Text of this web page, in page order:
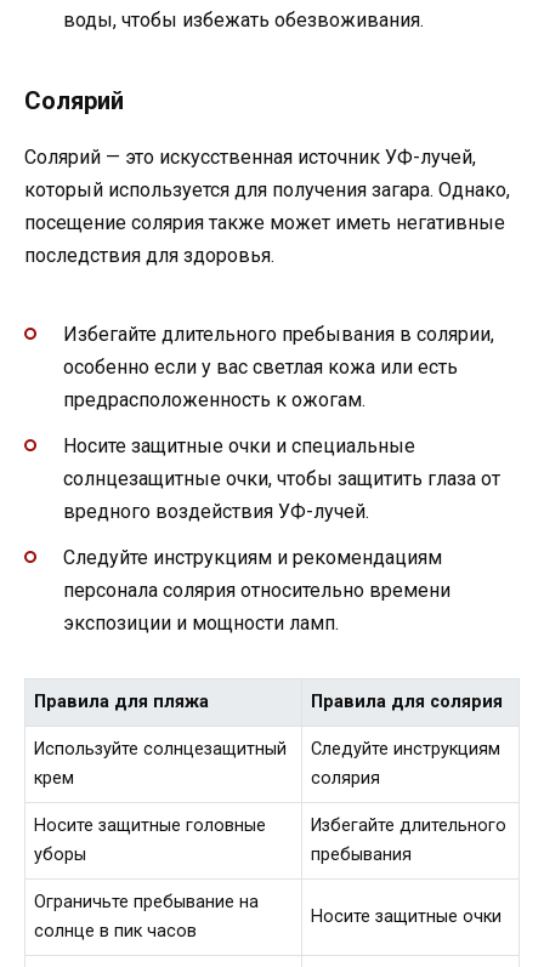
воды, чтобы избежать обезвоживания.
Солярий
Солярий — это искусственная источник УФ-лучей,
который используется для получения загара. Однако,
посещение солярия также может иметь негативные
последствия для здоровья.
Избегайте длительного пребывания в солярии,
особенно если у вас светлая кожа или есть
предрасположенность к ожогам.
Носите защитные очки и специальные
солнцезащитные очки, чтобы защитить глаза от
вредного воздействия УФ-лучей.
Следуйте инструкциям и рекомендациям
персонала солярия относительно времени
экспозиции и мощности ламп.
Правила для пляжа Правила для солярия
Используйте солнцезащитный
крем
Следуйте инструкциям
солярия
Носите защитные головные
уборы
Избегайте длительного
пребывания
Ограничьте пребывание на
солнце в пик часов
Носите защитные очки